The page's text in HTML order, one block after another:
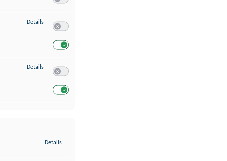
Details zu Analyse von Zielgruppen durch Statistiken oder Kombinationen von
Details zu Entwicklung und Verbesserung der Angebote
Details